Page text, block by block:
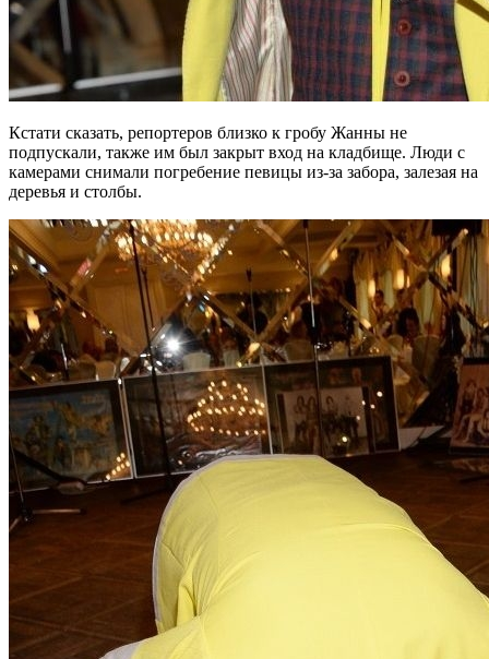
Кстати сказать, репортеров близко к гробу Жанны не
подпускали, также им был закрыт вход на кладбище. Люди с
камерами снимали погребение певицы из-за забора, залезая на
деревья и столбы.